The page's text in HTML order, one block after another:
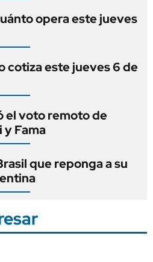
opera este jueves
cotiza este jueves 6 de
el voto remoto de
y Fama
que reponga a su